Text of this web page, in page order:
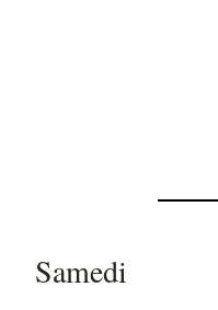
Samedi